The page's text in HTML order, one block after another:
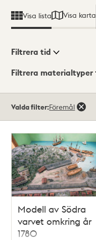
Visa lista Visa karta
Visningsläge
Filtrera tid
Filtrera materialtyper
träffar
Valda filter:Föremål
Modell av Södra
varvet omkring år
1780